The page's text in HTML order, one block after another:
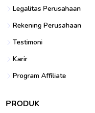
Legalitas Perusahaan
Rekening Perusahaan
Testimoni
Karir
Program Affiliate
PRODUK